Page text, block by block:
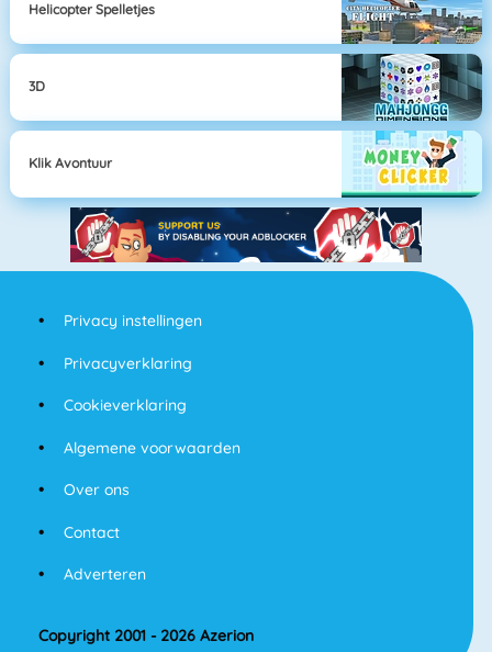
Helicopter Spelletjes
3D
Klik Avontuur
Privacy instellingen
Privacyverklaring
Cookieverklaring
Algemene voorwaarden
Over ons
Contact
Adverteren
Copyright 2001 - 2026 Azerion